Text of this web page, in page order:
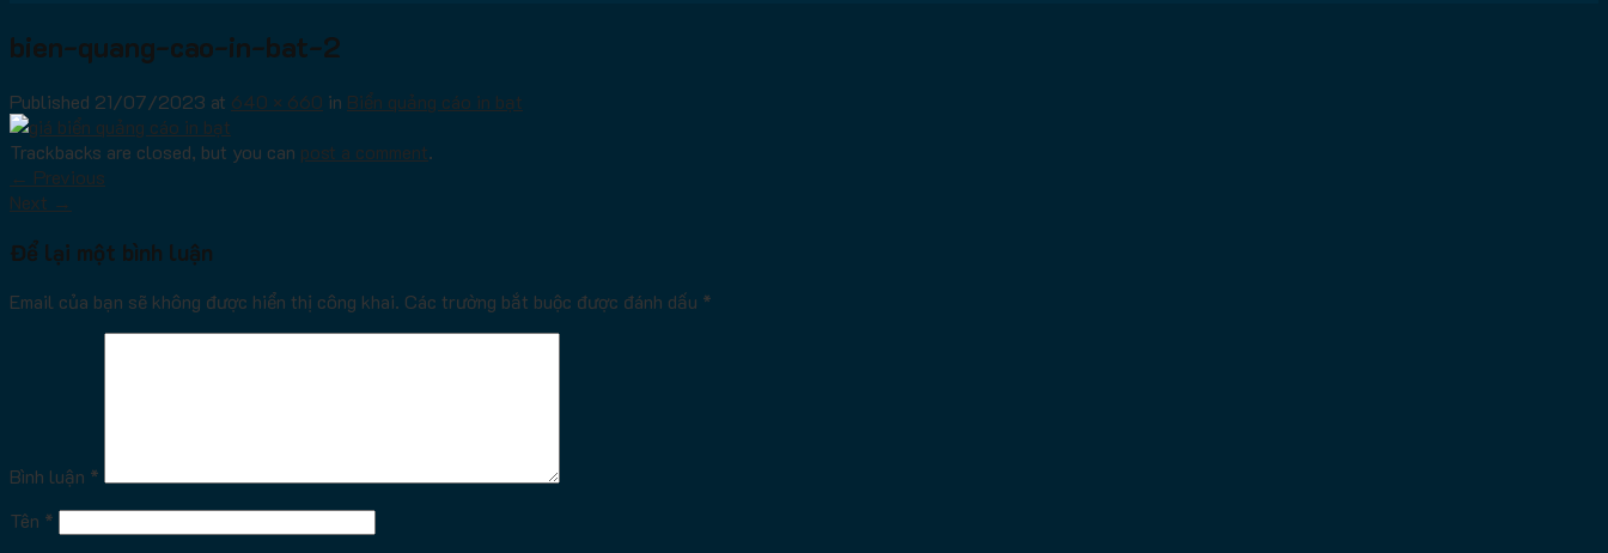
bien-quang-cao-in-bat-2
Published 21/07/2023 at 640 × 660 in Biển quảng cáo in bạt
Trackbacks are closed, but you can post a comment.
← Previous
Next →
Để lại một bình luận
Email của bạn sẽ không được hiển thị công khai. Các trường bắt buộc được đánh dấu *
Bình luận *
Tên *